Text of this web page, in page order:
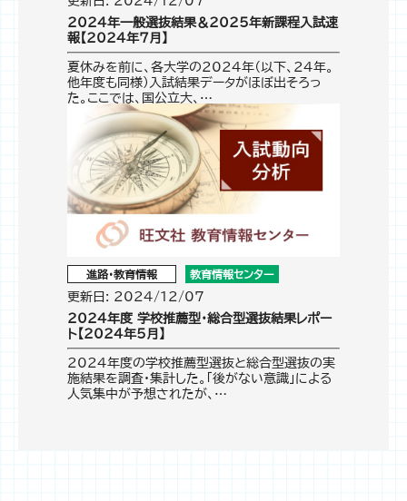
2024年一般選抜結果＆2025年新課程入試速
報【2024年7月】
夏休みを前に、各大学の2024年（以下、24年。
他年度も同様）入試結果データがほぼ出そろっ
た。ここでは、国公立大、…
進路・教育情報 教育情報センター
更新日: 2024/12/07
2024年度 学校推薦型・総合型選抜結果レポー
ト【2024年5月】
2024年度の学校推薦型選抜と総合型選抜の実
施結果を調査・集計した。「後がない意識」による
人気集中が予想されたが、…